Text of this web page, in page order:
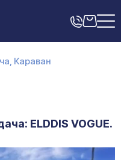
Караван
ELDDIS VOGUE.